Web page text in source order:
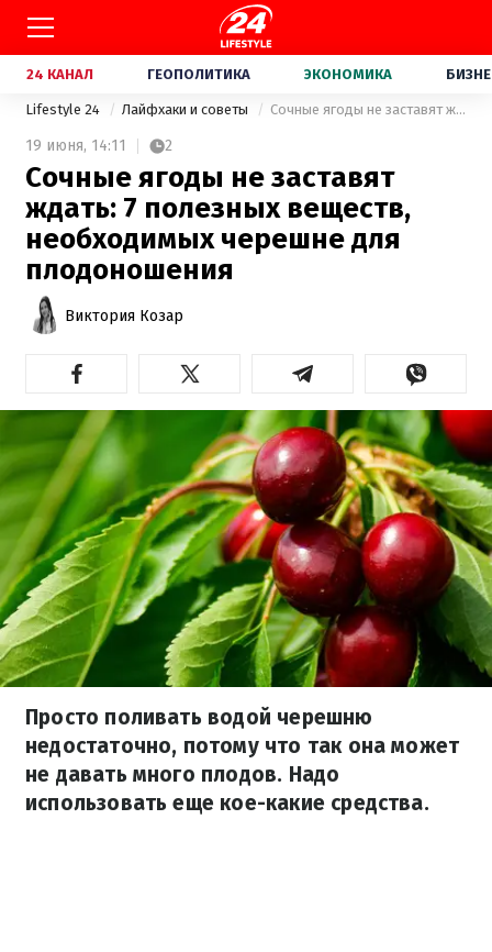
24 КАНАЛ ГЕОПОЛИТИКА ЭКОНОМИКА
Lifestyle 24 Лайфхаки и советы Сочные ягоды не заставят ждать: 7 полезных веществ, необходимых черешне для плодоношения
19 июня, 14:11 2
Сочные ягоды не заставят
ждать: 7 полезных веществ,
необходимых черешне для
плодоношения
Виктория Козар
Просто поливать водой черешню
недостаточно, потому что так она может
не давать много плодов. Надо
использовать еще кое-какие средства.